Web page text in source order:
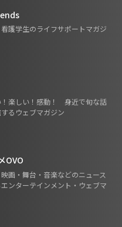
護学生のライフサポートマガジ
！楽しい！感動！ 身近で旬な話
るウェブマガジン
OVO
映画・舞台・音楽などのニュース
ンターテインメント・ウェブマ